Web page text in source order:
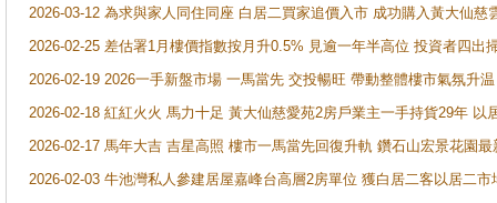
2026-03-12 為求與家人同住同座 白居二買家追價入市 成功購入黃大仙
2026-02-25 差估署1月樓價指數按月升0.5% 見逾一年半高位 投資者四
2026-02-19 2026一手新盤市場 一馬當先 交投暢旺 帶動整體樓市氣氛升
2026-02-18 紅紅火火 馬力十足 黃大仙慈愛苑2房戶業主一手持貨29年 以
2026-02-17 馬年大吉 吉星高照 樓市一馬當先回復升軌 鑽石山宏景花園
2026-02-03 牛池灣私人參建居屋嘉峰台高層2房單位 獲白居二客以居二市